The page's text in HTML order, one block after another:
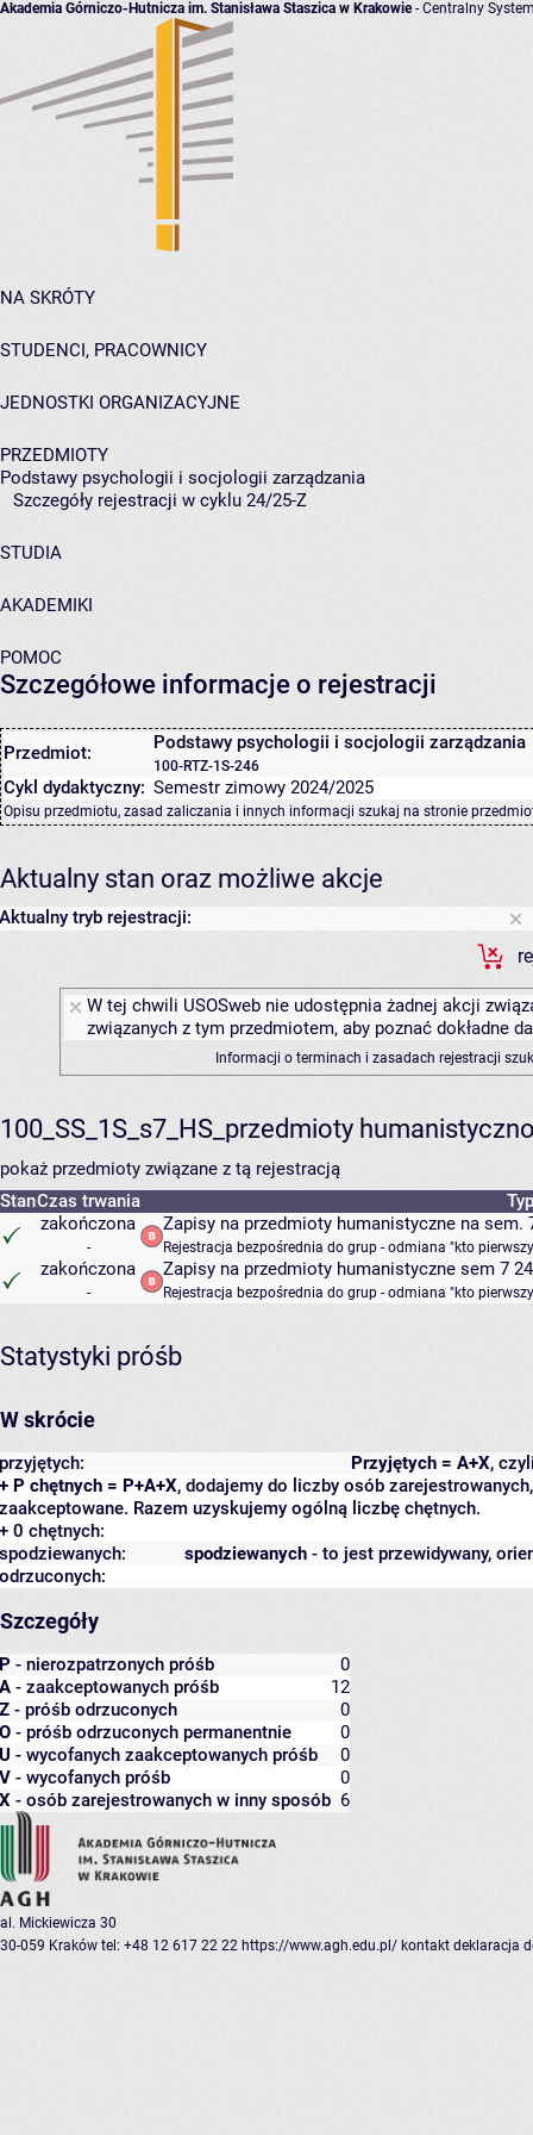
Akademia Górniczo-Hutnicza im. Stanisława Staszica w Krakowie- Centralny
NA SKRÓTY
STUDENCI, PRACOWNICY
JEDNOSTKI ORGANIZACYJNE
PRZEDMIOTY
Podstawy psychologii i socjologii zarządzania
Szczegóły rejestracji w cyklu 24/25-Z
STUDIA
AKADEMIKI
POMOC
Szczegółowe informacje o rejestracji
Przedmiot: Podstawy psychologii i socjologii zarządzania
100-RTZ-1S-246
Cykl dydaktyczny: Semestr zimowy 2024/2025
Opisu przedmiotu, zasad zaliczania i innych informacji szukaj na stronie
Aktualny stan oraz możliwe akcje
Aktualny tryb rejestracji:
W tej chwili USOSweb nie udostępnia żadnej akcji
związanych z tym przedmiotem, aby poznać dokładne
Informacji o terminach i zasadach rejestracji
100_SS_1S_s7_HS_przedmioty
pokaż przedmioty związane z tą rejestracją
StanCzas trwania
zakończona
-
Zapisy na przedmioty humanistyczne na sem.
Rejestracja bezpośrednia do grup - odmiana "kto
zakończona
-
Zapisy na przedmioty humanistyczne sem 7
Rejestracja bezpośrednia do grup - odmiana "kto
Statystyki próśb
W skrócie
Przyjętych = A+X,
przyjętych:
+ P chętnych = P+A+X, dodajemy do liczby osób
zaakceptowane. Razem uzyskujemy ogólną liczbę chętnych.
+ 0 chętnych:
spodziewanych - to jest przewidywany,
spodziewanych:
odrzuconych:
Szczegóły
P - nierozpatrzonych próśb
0
A - zaakceptowanych próśb
12
Z - próśb odrzuconych
0
O - próśb odrzuconych permanentnie
0
U - wycofanych zaakceptowanych próśb
0
V - wycofanych próśb
0
X - osób zarejestrowanych w inny sposób 6
al. Mickiewicza 30
30-059 Kraków tel: +48 12 617 22 22 https://www.agh.edu.pl/ kontakt deklaracja